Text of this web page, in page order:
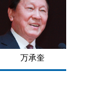
万承奎